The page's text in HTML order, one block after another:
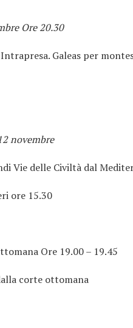
Ore 20.30
Galeas per
novembre
Vie delle Civiltà dal
ore 15.30
Ore 19.00 – 19.45
corte ottomana